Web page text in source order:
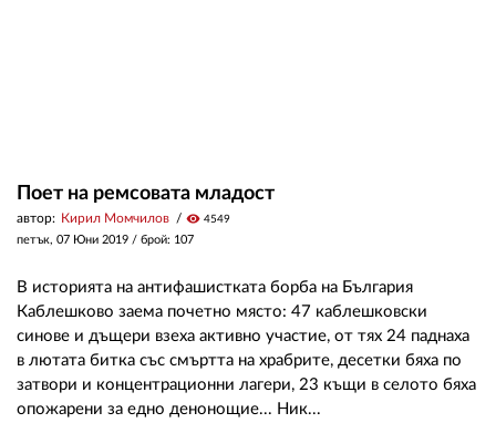
Поет на ремсовата младост
автор: Кирил Момчилов visibility 4549
петък, 07 Юни 2019 / брой: 107
В историята на антифашистката борба на България
Каблешково заема почетно място: 47 каблешковски
синове и дъщери взеха активно участие, от тях 24 паднаха
в лютата битка със смъртта на храбрите, десетки бяха по
затвори и концентрационни лагери, 23 къщи в селото бяха
опожарени за едно денонощие... Ник...